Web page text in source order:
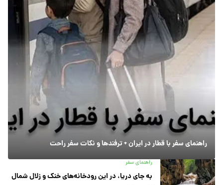
راهنمای سفر با قطار در ایران + ترفندها و نکات سفر راحت
راهنمای سفر
به جای دریا، در این رودخانه‌های خنک و زلال شمال